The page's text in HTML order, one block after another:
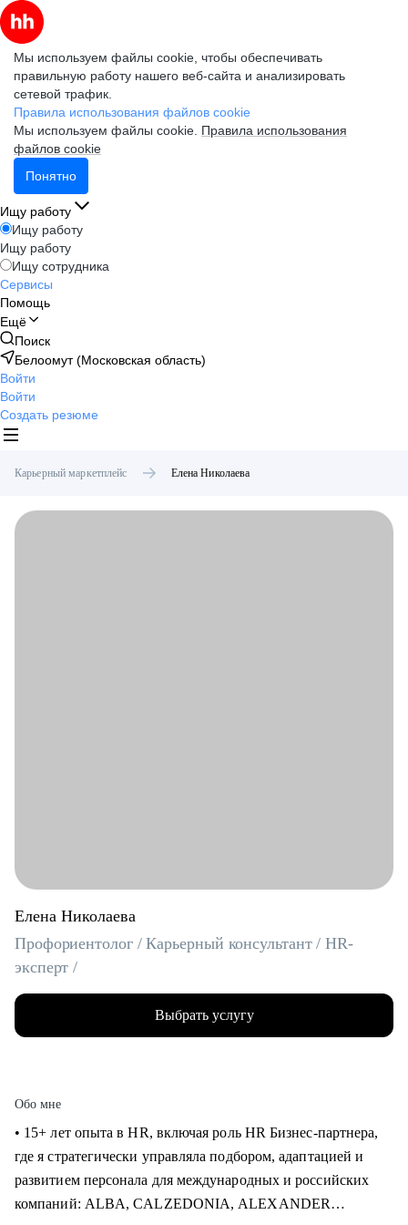
Мы используем файлы cookie, чтобы обеспечивать
правильную работу нашего веб-сайта и анализировать
сетевой трафик.
Правила использования файлов cookie
Мы используем файлы cookie. Правила использования
файлов cookie
Понятно
Ищу работу
Ищу работу
Ищу работу
Ищу сотрудника
Сервисы
Помощь
Ещё
Поиск
Белоомут (Московская область)
Войти
Войти
Создать резюме
Карьерный маркетплейс Елена Николаева
Елена Николаева
Профориентолог / Карьерный консультант / HR-
эксперт /
Выбрать услугу
Обо мне
• 15+ лет опыта в HR, включая роль HR Бизнес-партнера,
где я стратегически управляла подбором, адаптацией и
развитием персонала для международных и российских
компаний: ALBA, CALZEDONIA, ALEXANDER